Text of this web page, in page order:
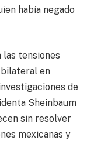
había negado
las tensiones
en
de
Sheinbaum
sin resolver
mexicanas y